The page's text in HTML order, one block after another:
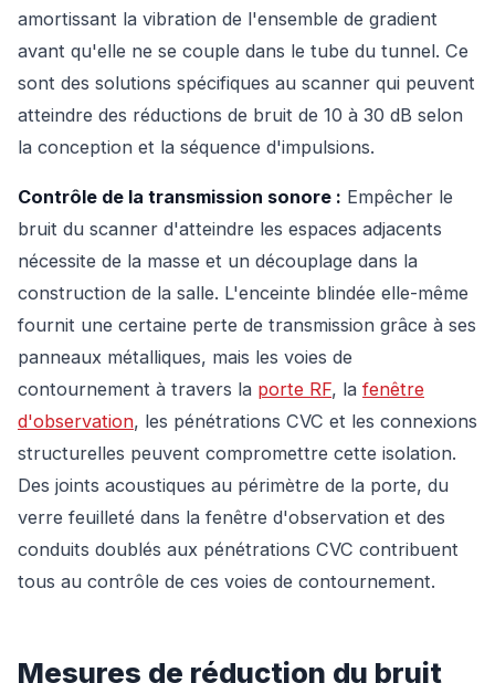
amortissant la vibration de l'ensemble de gradient
avant qu'elle ne se couple dans le tube du tunnel. Ce
sont des solutions spécifiques au scanner qui peuvent
atteindre des réductions de bruit de 10 à 30 dB selon
la conception et la séquence d'impulsions.
Contrôle de la transmission sonore : Empêcher le
bruit du scanner d'atteindre les espaces adjacents
nécessite de la masse et un découplage dans la
construction de la salle. L'enceinte blindée elle-même
fournit une certaine perte de transmission grâce à ses
panneaux métalliques, mais les voies de
contournement à travers la porte RF, la fenêtre
d'observation, les pénétrations CVC et les connexions
structurelles peuvent compromettre cette isolation.
Des joints acoustiques au périmètre de la porte, du
verre feuilleté dans la fenêtre d'observation et des
conduits doublés aux pénétrations CVC contribuent
tous au contrôle de ces voies de contournement.
Mesures de réduction du bruit